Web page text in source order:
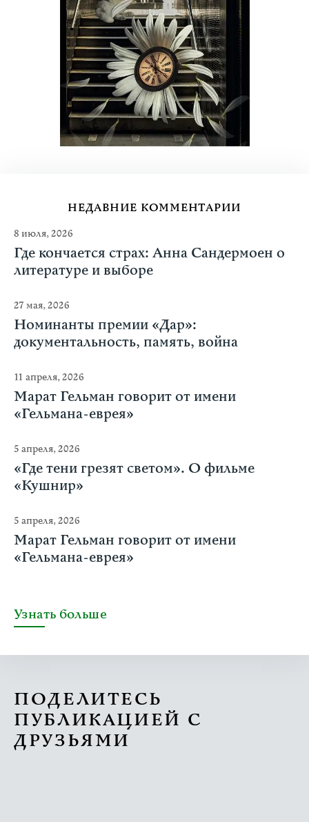
НЕДАВНИЕ КОММЕНТАРИИ
8 июля, 2026
Где кончается страх: Анна Сандермоен о
литературе и выборе
27 мая, 2026
Номинанты премии «Дар»:
документальность, память, война
11 апреля, 2026
Марат Гельман говорит от имени
«Гельмана-еврея»
5 апреля, 2026
«Где тени грезят светом». О фильме
«Кушнир»
5 апреля, 2026
Марат Гельман говорит от имени
«Гельмана-еврея»
Узнать больше
ПОДЕЛИТЕСЬ
ПУБЛИКАЦИЕЙ С
ДРУЗЬЯМИ